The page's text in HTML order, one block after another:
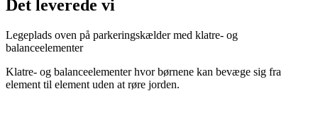
Det leverede vi
Legeplads oven på parkeringskælder med klatre- og
balanceelementer
Klatre- og balanceelementer hvor børnene kan bevæge sig fra
element til element uden at røre jorden.